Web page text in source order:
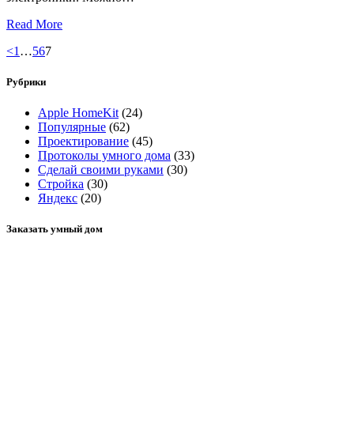
Read More
Пагинация
записей
<Page
1 …Page
5Page
6Page
7
Рубрики
Apple HomeKit (24)
Популярные (62)
Проектирование (45)
Протоколы умного дома (33)
Сделай своими руками (30)
Стройка (30)
Яндекс (20)
Заказать умный дом